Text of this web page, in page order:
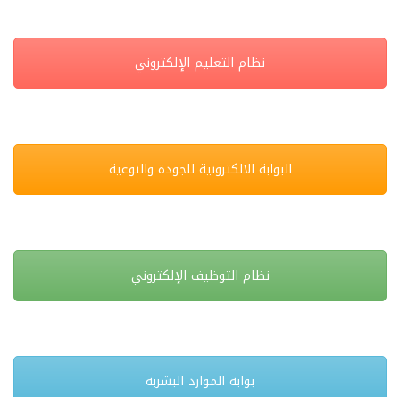
نظام التعليم الإلكتروني
البوابة الالكترونية للجودة والنوعية
نظام التوظيف الإلكتروني
بوابة الموارد البشربة